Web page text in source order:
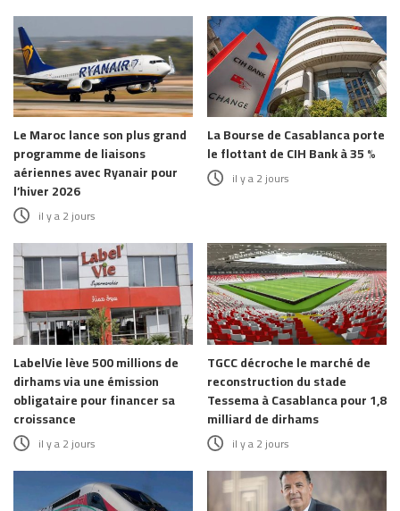
Le Maroc lance son plus grand
programme de liaisons
aériennes avec Ryanair pour
l’hiver 2026
il y a 2 jours
La Bourse de Casablanca porte
le flottant de CIH Bank à 35 %
il y a 2 jours
LabelVie lève 500 millions de
dirhams via une émission
obligataire pour financer sa
croissance
il y a 2 jours
TGCC décroche le marché de
reconstruction du stade
Tessema à Casablanca pour 1,8
milliard de dirhams
il y a 2 jours